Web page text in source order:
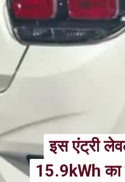
इस एंट्री
15.9kWh का
इस एंट्री
15.9kWh का